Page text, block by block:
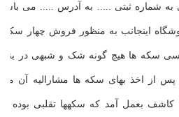
به شماره ثبتی ..... به آدرس ..... می­
اینجانب به منظور فروش چهار سکه
سکه ­ها هیچ گونه شک و شبهی در
و پس از اخذ بهای سکه­ ها مشارالیه آن
بعمل آمد که سکه­ها تقلبی بوده و